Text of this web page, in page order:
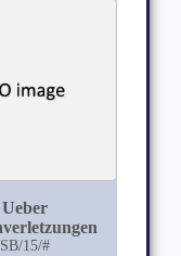
Ueber
SB/15/#